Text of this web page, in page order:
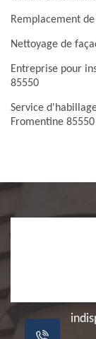
Remplacement
Nettoyage de
Entreprise pour
85550
Service
Fromentine 85550